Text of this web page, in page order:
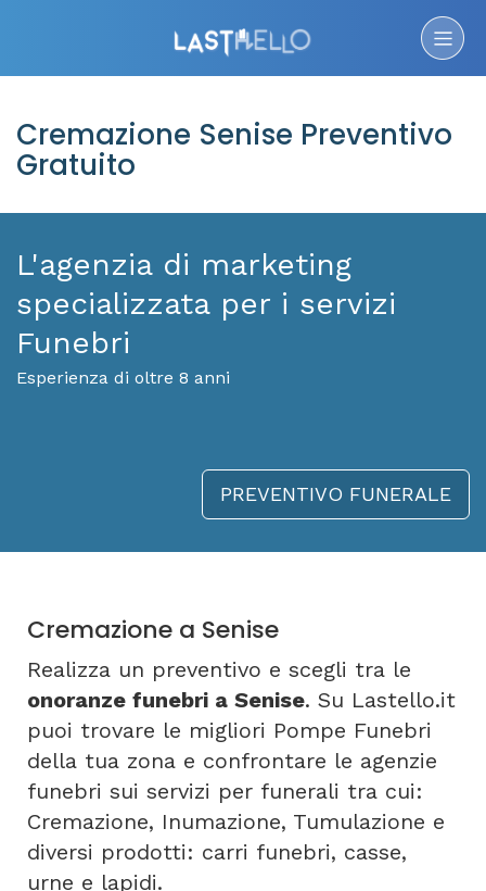
Cremazione Senise Preventivo
Gratuito
L'agenzia di marketing
specializzata per i servizi
Funebri
Esperienza di oltre 8 anni
PREVENTIVO FUNERALE
Cremazione a Senise
Realizza un preventivo e scegli tra le
onoranze funebri a Senise. Su Lastello.it
puoi trovare le migliori Pompe Funebri
della tua zona e confrontare le agenzie
funebri sui servizi per funerali tra cui:
Cremazione, Inumazione, Tumulazione e
diversi prodotti: carri funebri, casse,
urne e lapidi.